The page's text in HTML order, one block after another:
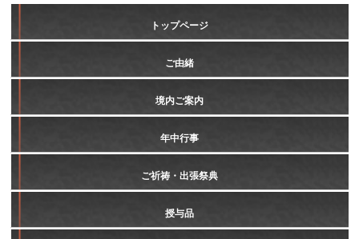
トップページ
ご由緒
境内ご案内
年中行事
ご祈祷・出張祭典
授与品